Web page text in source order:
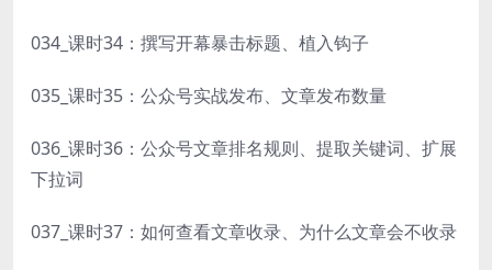
034_课时34：撰写开幕暴击标题、植入钩子
035_课时35：公众号实战发布、文章发布数量
036_课时36：公众号文章排名规则、提取关键词、扩展
下拉词
037_课时37：如何查看文章收录、为什么文章会不收录